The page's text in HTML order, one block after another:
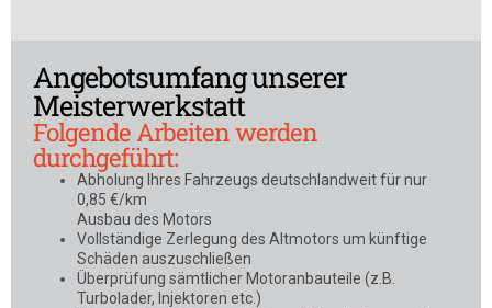
Angebotsumfang unserer
Meisterwerkstatt
Folgende Arbeiten werden
durchgeführt:
Abholung Ihres Fahrzeugs deutschlandweit für nur
0,85 €/km
Ausbau des Motors
Vollständige Zerlegung des Altmotors um künftige
Schäden auszuschließen
Überprüfung sämtlicher Motoranbauteile (z.B.
Turbolader, Injektoren etc.)